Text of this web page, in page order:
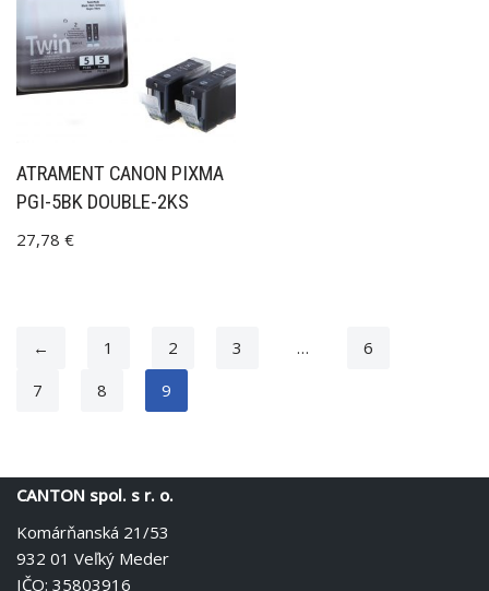
ATRAMENT CANON PIXMA
PGI-5BK DOUBLE-2KS
27,78 €
← 1 2 3 …
6
7
8 9
CANTON spol. s r. o.
Komárňanská 21/53
932 01 Veľký Meder
IČO: 35803916